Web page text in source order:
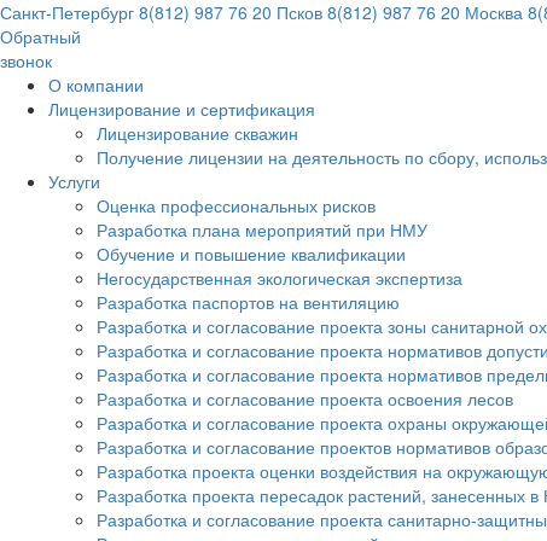
Санкт-Петербург 8(812) 987 76 20 Псков 8(812) 987 76 20 Москва
Обратный
звонок
О компании
Лицензирование и сертификация
Лицензирование скважин
Получение лицензии на деятельность по сбору,
Услуги
Оценка профессиональных рисков
Разработка плана мероприятий при НМУ
Обучение и повышение квалификации
Негосударственная экологическая экспертиза
Разработка паспортов на вентиляцию
Разработка и согласование проекта зоны санитарной
Разработка и согласование проекта нормативов
Разработка и согласование проекта нормативов
Разработка и согласование проекта освоения лесов
Разработка и согласование проекта охраны
Разработка и согласование проектов нормативов
Разработка проекта оценки воздействия на
Разработка проекта пересадок растений, занесенных
Разработка и согласование проекта санитарно-